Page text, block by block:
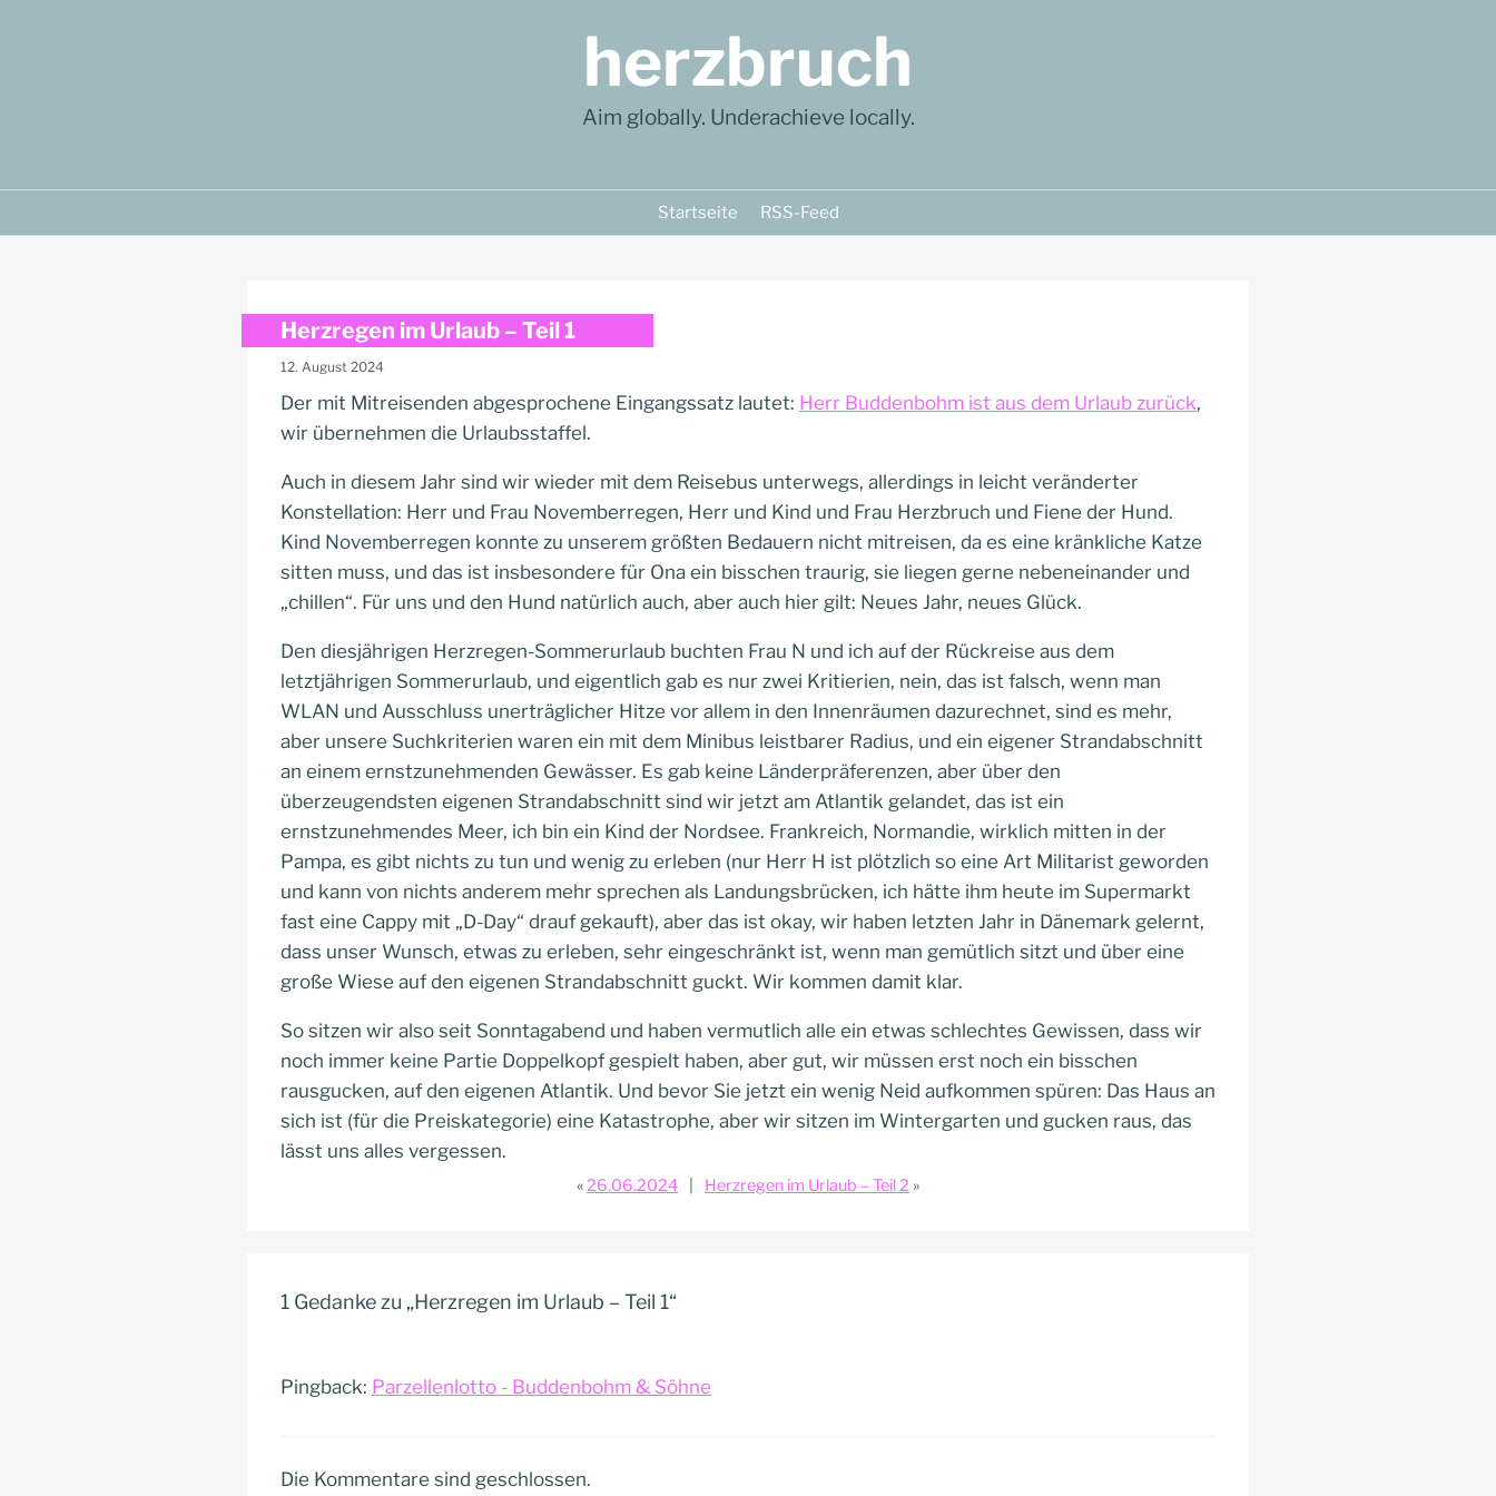
herzbruch
Aim globally. Underachieve locally.
Startseite RSS-Feed
Herzregen im Urlaub – Teil 1
12. August 2024
Der mit Mitreisenden abgesprochene Eingangssatz lautet: Herr Buddenbohm ist aus dem Urlaub zurück,
wir übernehmen die Urlaubsstaffel.
Auch in diesem Jahr sind wir wieder mit dem Reisebus unterwegs, allerdings in leicht veränderter
Konstellation: Herr und Frau Novemberregen, Herr und Kind und Frau Herzbruch und Fiene der Hund.
Kind Novemberregen konnte zu unserem größten Bedauern nicht mitreisen, da es eine kränkliche Katze
sitten muss, und das ist insbesondere für Ona ein bisschen traurig, sie liegen gerne nebeneinander und
„chillen“. Für uns und den Hund natürlich auch, aber auch hier gilt: Neues Jahr, neues Glück.
Den diesjährigen Herzregen-Sommerurlaub buchten Frau N und ich auf der Rückreise aus dem
letztjährigen Sommerurlaub, und eigentlich gab es nur zwei Kritierien, nein, das ist falsch, wenn man
WLAN und Ausschluss unerträglicher Hitze vor allem in den Innenräumen dazurechnet, sind es mehr,
aber unsere Suchkriterien waren ein mit dem Minibus leistbarer Radius, und ein eigener Strandabschnitt
an einem ernstzunehmenden Gewässer. Es gab keine Länderpräferenzen, aber über den
überzeugendsten eigenen Strandabschnitt sind wir jetzt am Atlantik gelandet, das ist ein
ernstzunehmendes Meer, ich bin ein Kind der Nordsee. Frankreich, Normandie, wirklich mitten in der
Pampa, es gibt nichts zu tun und wenig zu erleben (nur Herr H ist plötzlich so eine Art Militarist geworden
und kann von nichts anderem mehr sprechen als Landungsbrücken, ich hätte ihm heute im Supermarkt
fast eine Cappy mit „D-Day“ drauf gekauft), aber das ist okay, wir haben letzten Jahr in Dänemark gelernt,
dass unser Wunsch, etwas zu erleben, sehr eingeschränkt ist, wenn man gemütlich sitzt und über eine
große Wiese auf den eigenen Strandabschnitt guckt. Wir kommen damit klar.
So sitzen wir also seit Sonntagabend und haben vermutlich alle ein etwas schlechtes Gewissen, dass wir
noch immer keine Partie Doppelkopf gespielt haben, aber gut, wir müssen erst noch ein bisschen
rausgucken, auf den eigenen Atlantik. Und bevor Sie jetzt ein wenig Neid aufkommen spüren: Das Haus an
sich ist (für die Preiskategorie) eine Katastrophe, aber wir sitzen im Wintergarten und gucken raus, das
lässt uns alles vergessen.
26.06.2024 Herzregen im Urlaub – Teil 2
1 Gedanke zu „Herzregen im Urlaub – Teil 1“
Pingback: Parzellenlotto - Buddenbohm & Söhne
Die Kommentare sind geschlossen.